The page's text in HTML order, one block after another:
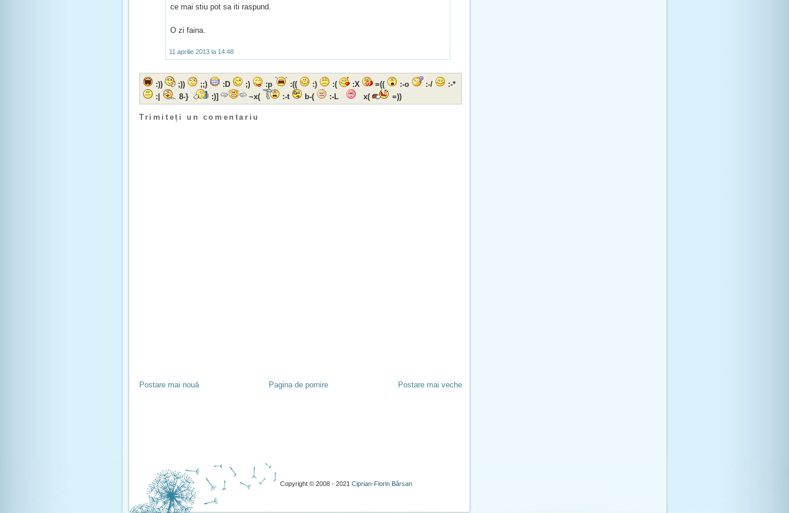
ce mai stiu pot sa iti raspund.
O zi faina.
11 aprilie 2013 la 14:48
:)) ;)) ;;) :D ;) :p :(( :) :( :X =(( :-o :-/
:-*
:|
8-} :)] ~x( :-t b-( :-L x( =))
Trimiteți un comentariu
Postare mai nouă Postare mai veche
Pagina de pornire
Copyright © 2008 - 2021 Ciprian-Florin Bârsan